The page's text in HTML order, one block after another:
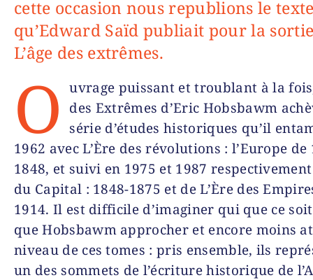
cette occasion nous republions le
qu’Edward Saïd publiait pour la
L’âge des extrêmes.
O uvrage puissant et troublant à la
des Extrêmes d’Eric Hobsbawm
série d’études historiques qu’il
1962 avecL’Ère des révolutions : l’Europe de
1848, et suivi en 1975 et 1987
du Capital : 1848-1875 et deL’Ère des
1914. Il est difficile d’imaginer qui que ce
que Hobsbawm approcher et encore moins
niveau de ces tomes : pris ensemble, ils
un des sommets de l’écriture historique de